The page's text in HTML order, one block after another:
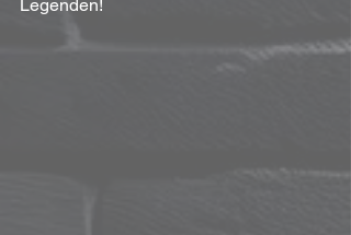
Legenden!